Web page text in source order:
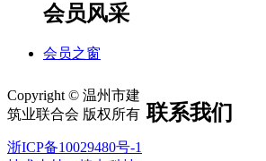
会员风采
会员之窗
联系我们
Copyright © 温州市建
筑业联合会 版权所有
浙ICP备10029480号-1